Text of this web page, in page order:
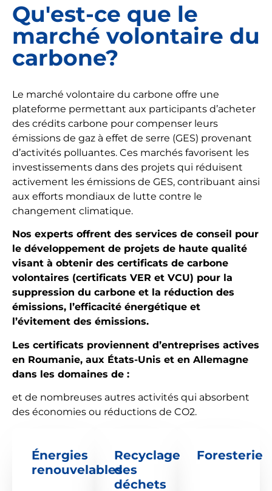
Qu'est-ce que le
marché volontaire du
carbone?
Le marché volontaire du carbone offre une
plateforme permettant aux participants d’acheter
des crédits carbone pour compenser leurs
émissions de gaz à effet de serre (GES) provenant
d’activités polluantes. Ces marchés favorisent les
investissements dans des projets qui réduisent
activement les émissions de GES, contribuant ainsi
aux efforts mondiaux de lutte contre le
changement climatique.
Nos experts offrent des services de conseil pour
le développement de projets de haute qualité
visant à obtenir des certificats de carbone
volontaires (certificats VER et VCU) pour la
suppression du carbone et la réduction des
émissions, l’efficacité énergétique et
l’évitement des émissions.
Les certificats proviennent d’entreprises actives
en Roumanie, aux États-Unis et en Allemagne
dans les domaines de :
Énergies
renouvelables
Recyclage
des
déchets
Foresterie
et de nombreuses autres activités qui absorbent
des économies ou réductions de CO2.